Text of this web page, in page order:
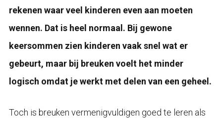
rekenen waar veel kinderen even aan moeten
wennen. Dat is heel normaal. Bij gewone
keersommen zien kinderen vaak snel wat er
gebeurt, maar bij breuken voelt het minder
logisch omdat je werkt met delen van een geheel.
Toch is breuken vermenigvuldigen goed te leren als